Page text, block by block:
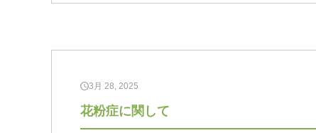
3月 28, 2025
花粉症に関して